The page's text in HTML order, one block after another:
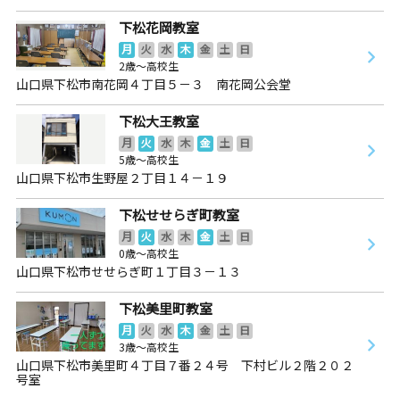
下松花岡教室
月 火 水 木 金 土
日
2歳～高校生
山口県下松市南花岡４丁目５－３ 南花岡公会堂
下松大王教室
月 火 水 木 金 土
日
5歳～高校生
山口県下松市生野屋２丁目１４－１９
下松せせらぎ町教室
月 火 水 木 金 土
日
0歳～高校生
山口県下松市せせらぎ町１丁目３－１３
下松美里町教室
月 火 水 木 金 土
日
3歳～高校生
山口県下松市美里町４丁目７番２４号 下村ビル２階２０２
号室